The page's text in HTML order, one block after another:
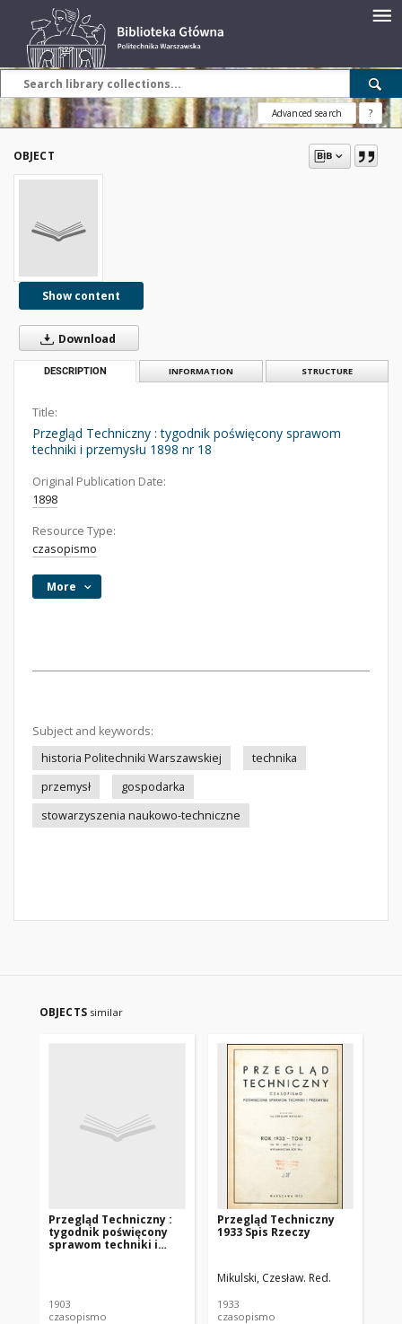
Advanced search ?
OBJECT
Show content
Download
DESCRIPTION INFORMATION STRUCTURE
Title:
Przegląd Techniczny : tygodnik poświęcony sprawom
techniki i przemysłu 1898 nr 18
Original Publication Date:
1898
Resource Type:
czasopismo
More
Subject and keywords:
historia Politechniki Warszawskiej
technika
przemysł
gospodarka
stowarzyszenia naukowo-techniczne
OBJECTS similar
Przegląd Techniczny :
tygodnik poświęcony
sprawom techniki i
1903
czasopismo
Przegląd Techniczny
1933 Spis Rzeczy
Mikulski, Czesław. Red.
1933
czasopismo